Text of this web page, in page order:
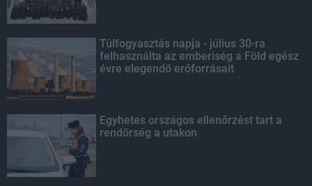
Túlfogyasztás napja - július 30-ra
felhasználta az emberiség a Föld egész
évre elegendő erőforrásait
Egyhetes országos ellenőrzést tart a
rendőrség a utakon